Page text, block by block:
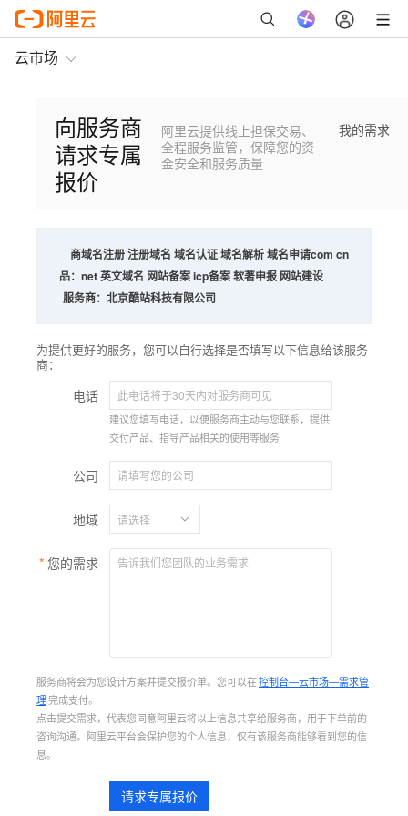
云市场
向服务商
请求专属
报价
阿里云提供线上担保交易、
全程服务监管，保障您的资
金安全和服务质量
我的需求
商
品：
域名注册 注册域名 域名认证 域名解析 域名申请com cn
net 英文域名 网站备案 icp备案 软著申报 网站建设
服务商： 北京酷站科技有限公司
为提供更好的服务，您可以自行选择是否填写以下信息给该服务
商：
电话
建议您填写电话，以便服务商主动与您联系，提供
交付产品、指导产品相关的使用等服务
公司
地域
您的需求
服务商将会为您设计方案并提交报价单。您可以在控制台—云市场—需求管
理完成支付。
点击提交需求，代表您同意阿里云将以上信息共享给服务商，用于下单前的
咨询沟通。阿里云平台会保护您的个人信息，仅有该服务商能够看到您的信
息。
请求专属报价